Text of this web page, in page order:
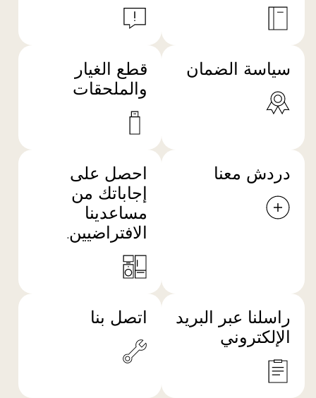
سياسة الضمان
قطع الغيار
والملحقات
دردش معنا
احصل على
إجاباتك من
مساعدينا
الافتراضيين.
راسلنا عبر البريد
الإلكتروني
اتصل بنا